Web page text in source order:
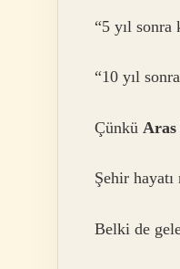
“5 yıl sonra
“10 yıl
Çünkü Aras
Şehir
Belki de